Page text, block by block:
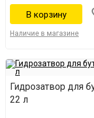
Наличие в магазине
Гидрозатвор для
22 л